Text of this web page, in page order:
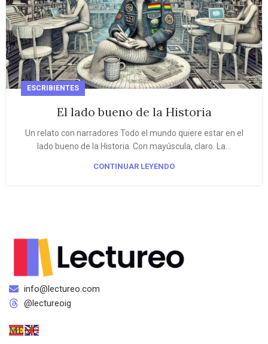
ESCRIBIENTES
El lado bueno de la Historia
Un relato con narradores Todo el mundo quiere estar en el
lado bueno de la Historia. Con mayúscula, claro. La...
CONTINUAR LEYENDO
info@lectureo.com
@lectureoig
MENÚ